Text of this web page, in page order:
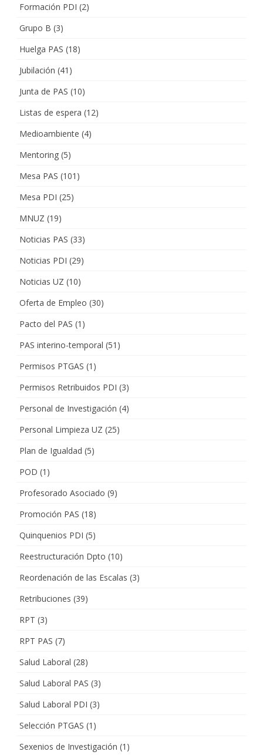
Formación PDI (2)
Grupo B (3)
Huelga PAS (18)
Jubilación (41)
Junta de PAS (10)
Listas de espera (12)
Medioambiente (4)
Mentoring (5)
Mesa PAS (101)
Mesa PDI (25)
MNUZ (19)
Noticias PAS (33)
Noticias PDI (29)
Noticias UZ (10)
Oferta de Empleo (30)
Pacto del PAS (1)
PAS interino-temporal (51)
Permisos PTGAS (1)
Permisos Retribuidos PDI (3)
Personal de Investigación (4)
Personal Limpieza UZ (25)
Plan de Igualdad (5)
POD (1)
Profesorado Asociado (9)
Promoción PAS (18)
Quinquenios PDI (5)
Reestructuración Dpto (10)
Reordenación de las Escalas (3)
Retribuciones (39)
RPT (3)
RPT PAS (7)
Salud Laboral (28)
Salud Laboral PAS (3)
Salud Laboral PDI (3)
Selección PTGAS (1)
Sexenios de Investigación (1)